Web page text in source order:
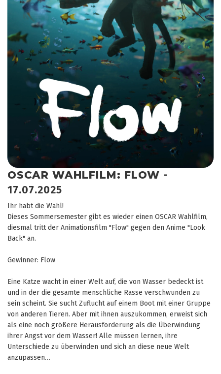
OSCAR WAHLFILM: FLOW -
17.07.2025
Ihr habt die Wahl!
Dieses Sommersemester gibt es wieder einen OSCAR Wahlfilm,
diesmal tritt der Animationsfilm "Flow" gegen den Anime "Look
Back" an.
Gewinner: Flow
Eine Katze wacht in einer Welt auf, die von Wasser bedeckt ist
und in der die gesamte menschliche Rasse verschwunden zu
sein scheint. Sie sucht Zuflucht auf einem Boot mit einer Gruppe
von anderen Tieren. Aber mit ihnen auszukommen, erweist sich
als eine noch größere Herausforderung als die Überwindung
ihrer Angst vor dem Wasser! Alle müssen lernen, ihre
Unterschiede zu überwinden und sich an diese neue Welt
anzupassen…